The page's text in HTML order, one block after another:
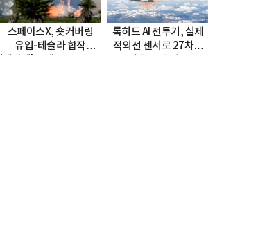
스페이스X, 숏커버링
유입-테슬라 합작
록히드 AI 전투기, 실제
적외선 센서로 27차례